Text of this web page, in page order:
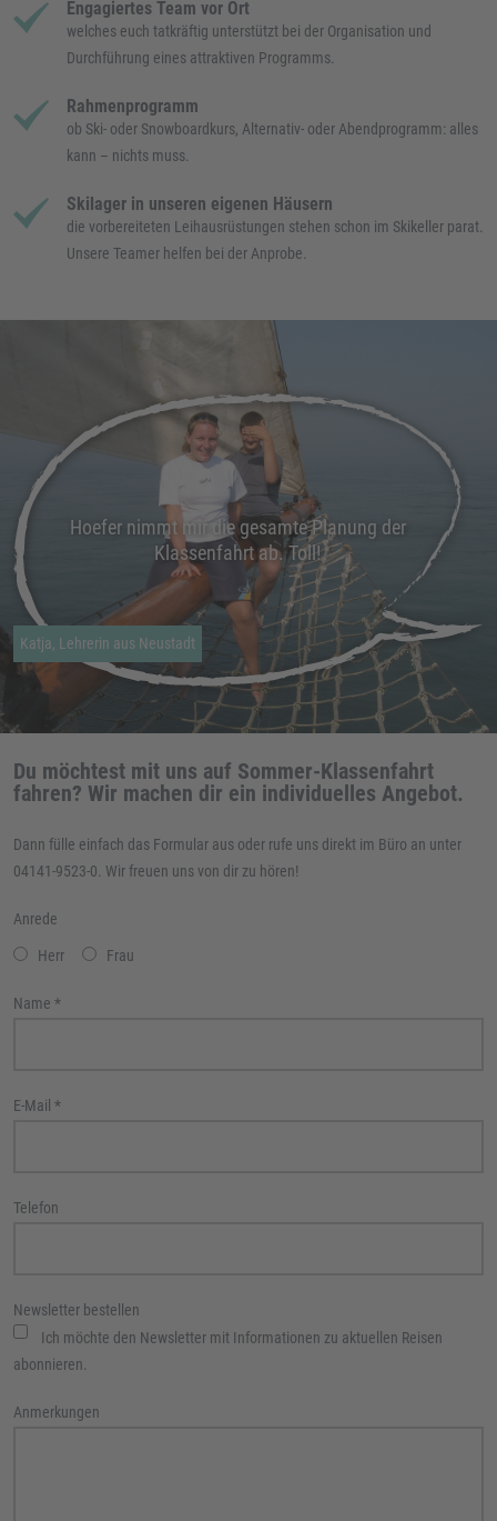
Engagiertes Team vor Ort
welches euch tatkräftig unterstützt bei der Organisation und
Durchführung eines attraktiven Programms.
Rahmenprogramm
ob Ski- oder Snowboardkurs, Alternativ- oder Abendprogramm: alles
kann – nichts muss.
Skilager in unseren eigenen Häusern
die vorbereiteten Leihausrüstungen stehen schon im Skikeller parat.
Unsere Teamer helfen bei der Anprobe.
Hoefer nimmt mir die gesamte Planung der
Klassenfahrt ab. Toll!
Katja, Lehrerin aus Neustadt
Du möchtest mit uns auf Sommer-Klassenfahrt
fahren? Wir machen dir ein individuelles Angebot.
Dann fülle einfach das Formular aus oder rufe uns direkt im Büro an unter
04141-9523-0. Wir freuen uns von dir zu hören!
Anrede
Herr Frau
Name *
E-Mail *
Telefon
Newsletter bestellen
Ich möchte den Newsletter mit Informationen zu aktuellen Reisen
abonnieren.
Anmerkungen